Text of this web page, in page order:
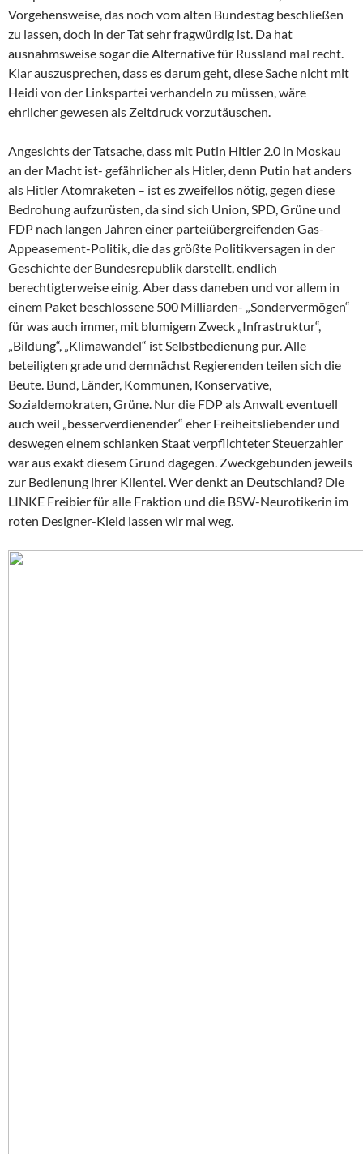
Vorgehensweise, das noch vom alten Bundestag beschließen
zu lassen, doch in der Tat sehr fragwürdig ist. Da hat
ausnahmsweise sogar die Alternative für Russland mal recht.
Klar auszusprechen, dass es darum geht, diese Sache nicht mit
Heidi von der Linkspartei verhandeln zu müssen, wäre
ehrlicher gewesen als Zeitdruck vorzutäuschen.
Angesichts der Tatsache, dass mit Putin Hitler 2.0 in Moskau
an der Macht ist- gefährlicher als Hitler, denn Putin hat anders
als Hitler Atomraketen – ist es zweifellos nötig, gegen diese
Bedrohung aufzurüsten, da sind sich Union, SPD, Grüne und
FDP nach langen Jahren einer parteiübergreifenden Gas-
Appeasement-Politik, die das größte Politikversagen in der
Geschichte der Bundesrepublik darstellt, endlich
berechtigterweise einig. Aber dass daneben und vor allem in
einem Paket beschlossene 500 Milliarden- „Sondervermögen“
für was auch immer, mit blumigem Zweck „Infrastruktur“,
„Bildung“, „Klimawandel“ ist Selbstbedienung pur. Alle
beteiligten grade und demnächst Regierenden teilen sich die
Beute. Bund, Länder, Kommunen, Konservative,
Sozialdemokraten, Grüne. Nur die FDP als Anwalt eventuell
auch weil „besserverdienender“ eher Freiheitsliebender und
deswegen einem schlanken Staat verpflichteter Steuerzahler
war aus exakt diesem Grund dagegen. Zweckgebunden jeweils
zur Bedienung ihrer Klientel. Wer denkt an Deutschland? Die
LINKE Freibier für alle Fraktion und die BSW-Neurotikerin im
roten Designer-Kleid lassen wir mal weg.